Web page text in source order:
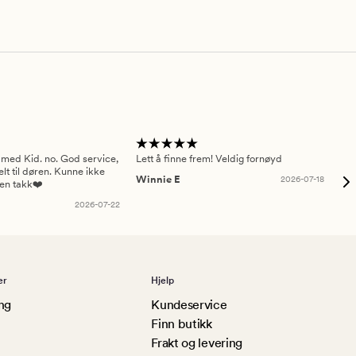
Kid. no. God service,
til døren. Kunne ikke
takk❤️
2026-07-22
Lett å finne frem! Veldig fornøyd
Winnie E
2026-07-18
Hjelp
Kundeservice
Finn butikk
Frakt og levering